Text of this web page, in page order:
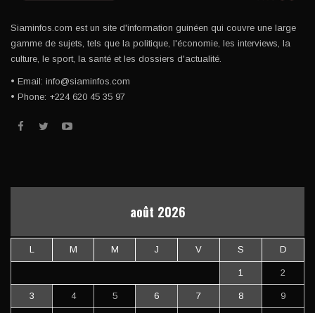
Siaminfos.com est un site d'information guinéen qui couvre une large
gamme de sujets, tels que la politique, l'économie, les interviews, la
culture, le sport, la santé et les dossiers d'actualité.
• Email: info@siaminfos.com
• Phone: +224 620 45 35 97
août 2026
L M M J V S D
1 2
3 4 5 6 7 8 9